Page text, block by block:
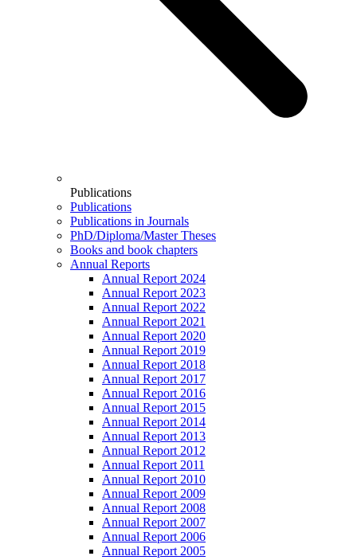
Publications
Publications
Publications in Journals
PhD/Diploma/Master Theses
Books and book chapters
Annual Reports
Annual Report 2024
Annual Report 2023
Annual Report 2022
Annual Report 2021
Annual Report 2020
Annual Report 2019
Annual Report 2018
Annual Report 2017
Annual Report 2016
Annual Report 2015
Annual Report 2014
Annual Report 2013
Annual Report 2012
Annual Report 2011
Annual Report 2010
Annual Report 2009
Annual Report 2008
Annual Report 2007
Annual Report 2006
Annual Report 2005